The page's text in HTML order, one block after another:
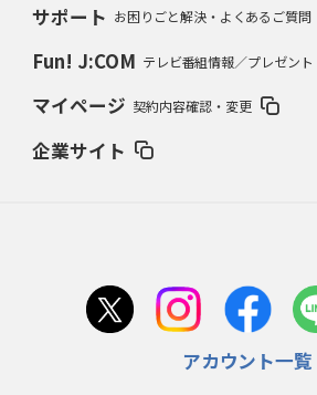
サポート お困りごと解決・よくあるご質問
Fun! J:COM テレビ番組情報／プレゼン
マイページ 契約内容確認・変更
企業サイト
アカウント一覧